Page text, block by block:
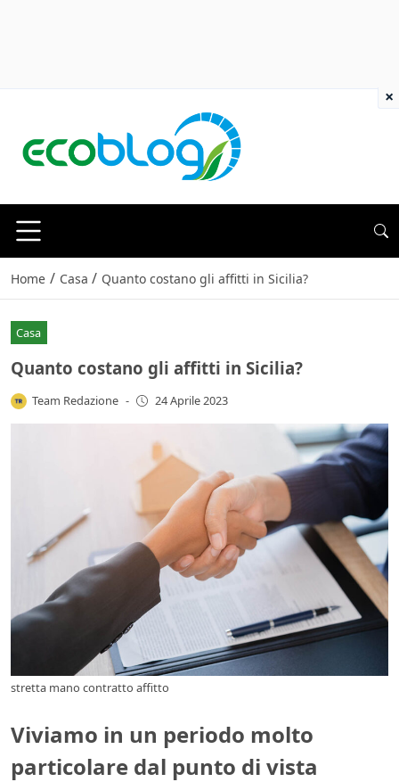
Home / Casa / Quanto costano gli affitti in Sicilia?
Casa
Quanto costano gli affitti in Sicilia?
Team Redazione - 24 Aprile 2023
stretta mano contratto affitto
Viviamo in un periodo molto
particolare dal punto di vista
×